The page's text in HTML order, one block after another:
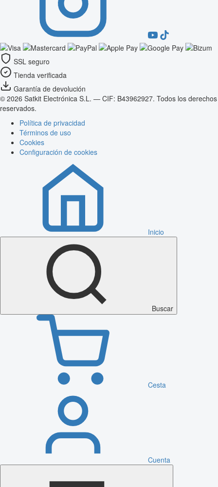
SSL seguro
Tienda verificada
Garantía de devolución
© 2026 Satkit Electrónica S.L. — CIF: B43962927. Todos los derechos
reservados.
Política de privacidad
Términos de uso
Cookies
Configuración de cookies
Inicio
Buscar
Cesta
Cuenta